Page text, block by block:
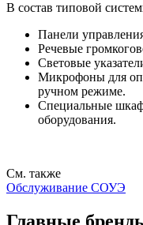
В состав типовой
Панели
Речевые
Световые
Микрофоны для
ручном режиме.
Специальные
оборудования.
См. также
Обслуживание СОУЭ